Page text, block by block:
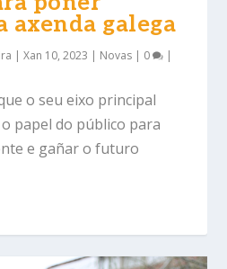
axenda galega
|Xan 10, 2023 | Novas | 0 |
o seu eixo principal
papel do público para
e gañar o futuro